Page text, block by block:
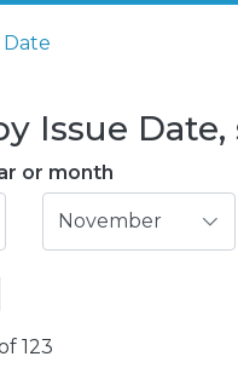
Issue
or month
123